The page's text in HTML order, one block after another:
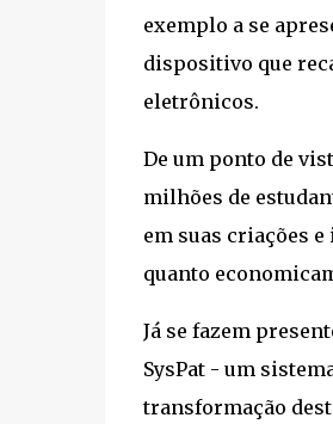
exemplo a se
dispositivo que
eletrônicos.
De um ponto de
milhões de
em suas criações
quanto
Já se fazem
SysPat - um
transformação